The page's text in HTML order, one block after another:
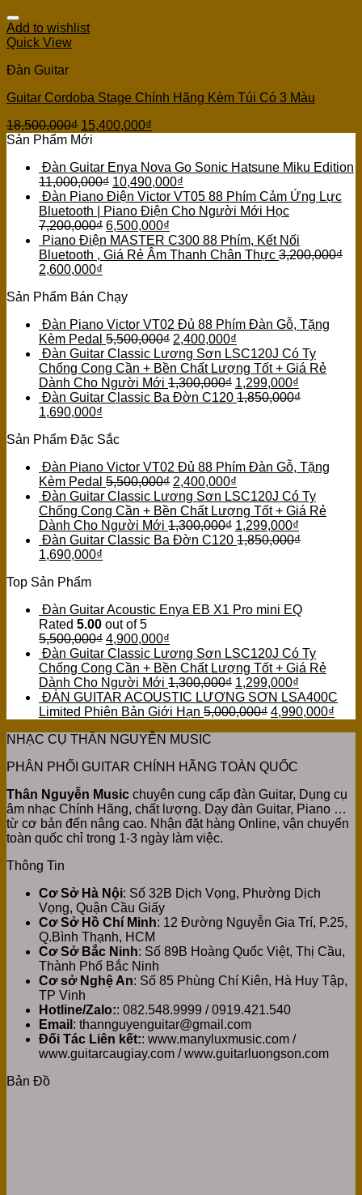
Add to wishlist
Quick View
Đàn Guitar
Guitar Cordoba Stage Chính Hãng Kèm Túi Có 3 Màu
18,500,000₫ 15,400,000₫
Sản Phẩm Mới
Đàn Guitar Enya Nova Go Sonic Hatsune Miku Edition
11,000,000₫ 10,490,000₫
Đàn Piano Điện Victor VT05 88 Phím Cảm Ứng Lực
Bluetooth | Piano Điện Cho Người Mới Học
7,200,000₫ 6,500,000₫
Piano Điện MASTER C300 88 Phím, Kết Nối
Bluetooth , Giá Rẻ Âm Thanh Chân Thực 3,200,000₫
2,600,000₫
Sản Phẩm Bán Chạy
Đàn Piano Victor VT02 Đủ 88 Phím Đàn Gỗ, Tặng
Kèm Pedal 5,500,000₫ 2,400,000₫
Đàn Guitar Classic Lương Sơn LSC120J Có Ty
Chống Cong Cần + Bền Chất Lượng Tốt + Giá Rẻ
Dành Cho Người Mới 1,300,000₫ 1,299,000₫
Đàn Guitar Classic Ba Đờn C120 1,850,000₫
1,690,000₫
Sản Phẩm Đặc Sắc
Đàn Piano Victor VT02 Đủ 88 Phím Đàn Gỗ, Tặng
Kèm Pedal 5,500,000₫ 2,400,000₫
Đàn Guitar Classic Lương Sơn LSC120J Có Ty
Chống Cong Cần + Bền Chất Lượng Tốt + Giá Rẻ
Dành Cho Người Mới 1,300,000₫ 1,299,000₫
Đàn Guitar Classic Ba Đờn C120 1,850,000₫
1,690,000₫
Top Sản Phẩm
Đàn Guitar Acoustic Enya EB X1 Pro mini EQ
Rated 5.00 out of 5
5,500,000₫ 4,900,000₫
Đàn Guitar Classic Lương Sơn LSC120J Có Ty
Chống Cong Cần + Bền Chất Lượng Tốt + Giá Rẻ
Dành Cho Người Mới 1,300,000₫ 1,299,000₫
ĐÀN GUITAR ACOUSTIC LƯƠNG SƠN LSA400C
Limited Phiên Bản Giới Hạn 5,000,000₫ 4,990,000₫
NHẠC CỤ THÂN NGUYỄN MUSIC
PHÂN PHỐI GUITAR CHÍNH HÃNG TOÀN QUỐC
Thân Nguyễn Music chuyên cung cấp đàn Guitar, Dụng cụ
âm nhạc Chính Hãng, chất lượng. Dạy đàn Guitar, Piano …
từ cơ bản đến nâng cao. Nhận đặt hàng Online, vận chuyển
toàn quốc chỉ trong 1-3 ngày làm việc.
Thông Tin
Cơ Sở Hà Nội: Số 32B Dịch Vọng, Phường Dịch
Vọng, Quận Cầu Giấy
Cơ Sở Hồ Chí Minh: 12 Đường Nguyễn Gia Trí, P.25,
Q.Bình Thạnh, HCM
Cơ Sở Bắc Ninh: Số 89B Hoàng Quốc Việt, Thị Cầu,
Thành Phố Bắc Ninh
Cơ sở Nghệ An: Số 85 Phùng Chí Kiên, Hà Huy Tập,
TP Vinh
Hotline/Zalo:: 082.548.9999 / 0919.421.540
Email : thannguyenguitar@gmail.com
Đối Tác Liên kết:: www.manyluxmusic.com /
www.guitarcaugiay.com / www.guitarluongson.com
Bản Đồ